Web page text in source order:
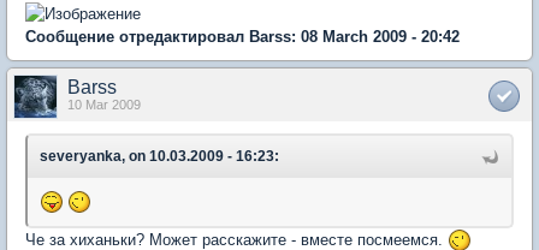
Сообщение отредактировал Barss: 08 March 2009 - 20:42
Barss
10 Mar 2009
severyanka, on 10.03.2009 - 16:23:
Че за хиханьки? Может расскажите - вместе посмеемся.